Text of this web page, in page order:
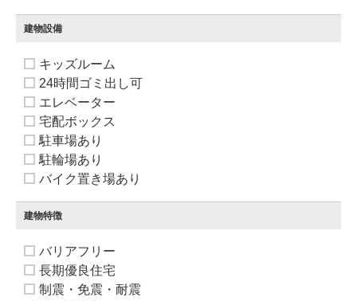
建物設備
キッズルーム
24時間ゴミ出し可
エレベーター
宅配ボックス
駐車場あり
駐輪場あり
バイク置き場あり
建物特徴
バリアフリー
長期優良住宅
制震・免震・耐震